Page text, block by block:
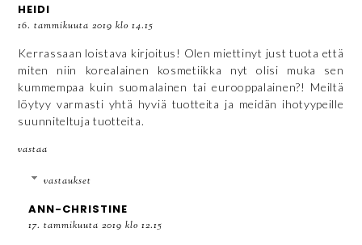
HEIDI
16. tammikuuta 2019 klo 14.15
Kerrassaan loistava kirjoitus! Olen miettinyt just tuota että
miten niin korealainen kosmetiikka nyt olisi muka sen
kummempaa kuin suomalainen tai eurooppalainen?! Meiltä
löytyy varmasti yhtä hyviä tuotteita ja meidän ihotyypeille
suunniteltuja tuotteita.
vastaa
vastaukset
ANN-CHRISTINE
17. tammikuuta 2019 klo 12.15